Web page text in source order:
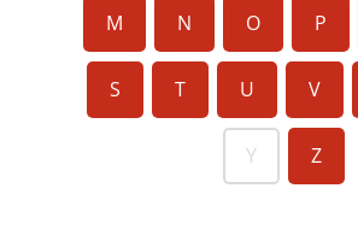
M N O P
S T U V
Y Z